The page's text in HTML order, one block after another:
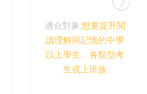
適合對象:想要提升閱
讀理解與記憶的中學
以上學生、各類型考
生或上班族